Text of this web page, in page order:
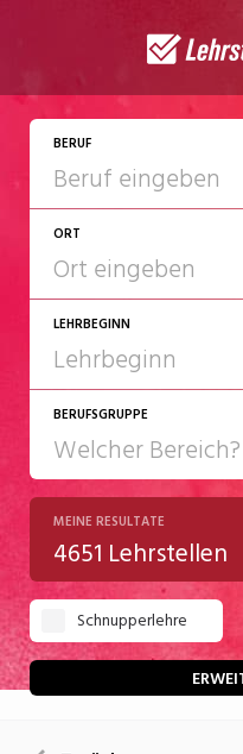
BERUF
ORT
LEHRBEGINN
2027
2028
BERUFSGRUPPE
Chemie/Pharma
Gastgewerbe
Gesundheit/Pflege/
Handwerk/Technik
MEINE RESULTATE
4651 Lehrstellen
Schnupperlehre